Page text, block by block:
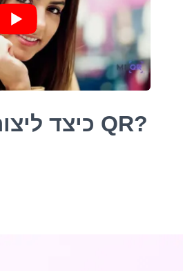
כיצד ליצור ולנהל קודי QR?